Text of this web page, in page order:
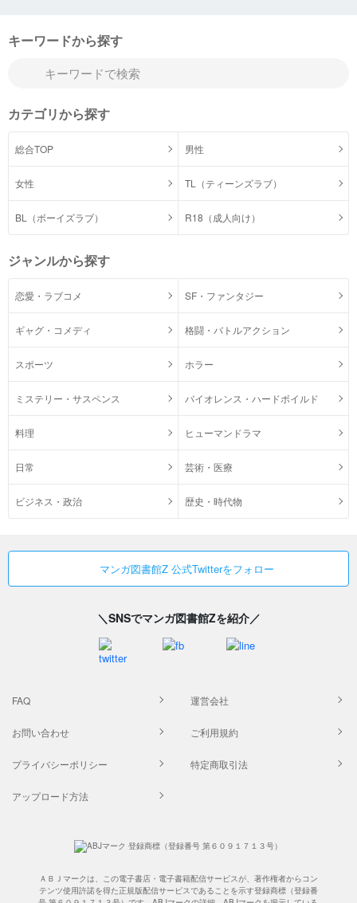
キーワードから探す
カテゴリから探す
総合TOP 男性
女性 TL（ティーンズラブ）
BL（ボーイズラブ） R18（成人向け）
ジャンルから探す
恋愛・ラブコメ SF・ファンタジー
ギャグ・コメディ 格闘・バトルアクション
スポーツ ホラー
ミステリー・サスペンス バイオレンス・ハードボイルド
料理 ヒューマンドラマ
日常 芸術・医療
ビジネス・政治 歴史・時代物
マンガ図書館Z 公式Twitterをフォロー
＼SNSでマンガ図書館Zを紹介／
FAQ 運営会社
お問い合わせ ご利用規約
プライバシーポリシー 特定商取引法
アップロード方法
ＡＢＪマークは、この電子書店・電子書籍配信サービスが、著作権者からコン
テンツ使用許諾を得た正規版配信サービスであることを示す登録商標（登録番